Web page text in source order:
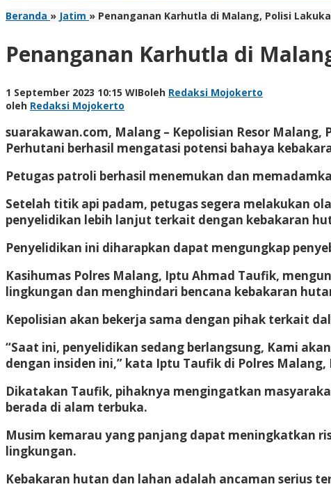
Beranda » Jatim » Penanganan Karhutla di Malang, Polisi
Penanganan Karhutla di
1 September 2023 10:15 WIBoleh Redaksi Mojokerto
oleh Redaksi Mojokerto
suarakawan.com, Malang – Kepolisian Resor
Perhutani berhasil mengatasi potensi bahaya
Petugas patroli berhasil menemukan dan
Setelah titik api padam, petugas segera melakukan
penyelidikan lebih lanjut terkait dengan kebakaran
Penyelidikan ini diharapkan dapat mengungkap
Kasihumas Polres Malang, Iptu Ahmad Taufik,
lingkungan dan menghindari bencana kebakaran
Kepolisian akan bekerja sama dengan pihak terkait
“Saat ini, penyelidikan sedang berlangsung, Kami
dengan insiden ini,” kata Iptu Taufik di Polres Malang,
Dikatakan Taufik, pihaknya mengingatkan
berada di alam terbuka.
Musim kemarau yang panjang dapat meningkatkan
lingkungan.
Kebakaran hutan dan lahan adalah ancaman serius